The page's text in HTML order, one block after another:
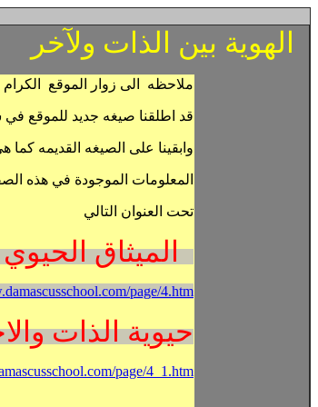
الهوية بين الذات ولآخر
ملاحظه الى زوار الموقع الكرام
قد اطلقنا صيغه جديد للموقع في شهر
وابقينا على الصيغه القديمه كما
المعلومات الموجودة في هذه
تحت العنوان التالي
الميثاق الحيوي للاسلام السياسي
page/4.htm
حيوية الذات
page/4_1.htm